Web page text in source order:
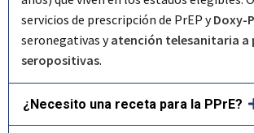
servicios de prescripción de PrEP yDoxy-
seronegativas yatención telesanitaria a
seropositivas.
¿Necesito una receta para la PPrE?